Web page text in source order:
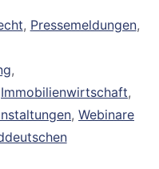
, Pressemeldungen,
,
Immobilienwirtschaft,
, Webinare